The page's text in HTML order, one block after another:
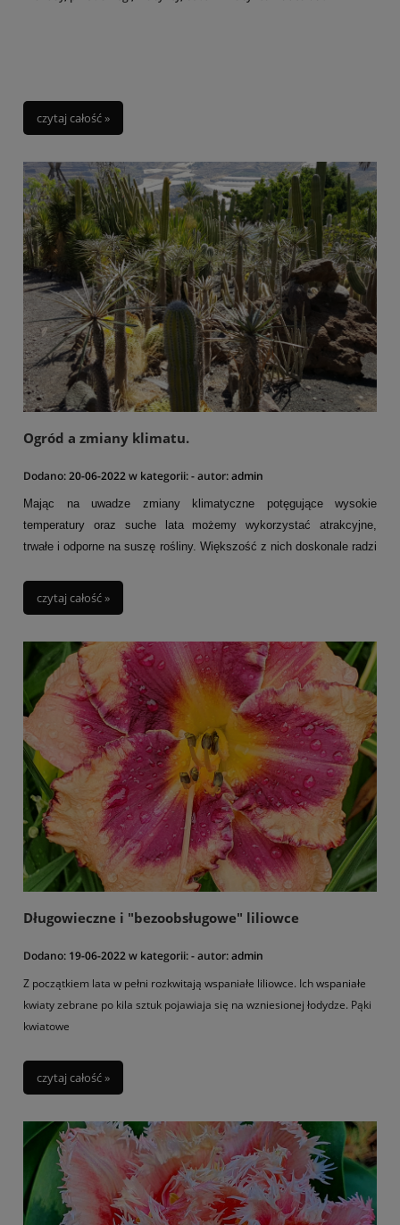
czytaj całość »
Ogród a zmiany klimatu.
Dodano:20-06-2022w kategorii:-autor:admin
Mając na uwadze zmiany klimatyczne potęgujące wysokie
temperatury oraz suche lata możemy wykorzystać atrakcyjne,
trwałe i odporne na suszę rośliny. Większość z nich doskonale radzi
wydziela przyjemną woń (zioła czy aromatyczne kwiaty bylin) i wabi
ekologicznego punktu oszczędzamy wodę. Podlewanie jest
ograniczone do minimum lub nawet zbyteczne a poprzez
zacienienie ziemi ograniczamy jej parowanie.
Uwzględniając tego typu warunki atmosferyczne można
zaprojektować ogród ukształtowany przez klimat. Dobór odpornych
na palące słońce roślin, znoszących długotrwałą suszę pozwala
zaprojektować indywidulany ogród o śródziemnomorskim lub nawet
subtropikalnym stylu.
Jakie zatem wybrać rośliny? W naszym sklepie znajdą Państwo
cudownie pachnące jeżówki, juki,pustynniki
krwawniki,ostróżki, trawy . Ponadto posiadamy w ofercie inne
byliny o śródziemnomorskim charakterze np.akanty.
Wiele ciekawym bylin znajdą Państwo w kategorii
czytaj całość »
Długowieczne i "bezoobsługowe" liliowce
Dodano: 19-06-2022w kategorii:-autor:admin
Z początkiem lata w pełni rozkwitają wspaniałe liliowce. Ich wspaniałe
kwiaty zebrane po kila sztuk pojawiaja się na wzniesionej łodydze. Pąki
kwiatowe
czytaj całość »